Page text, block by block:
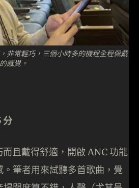
非常輕巧，三個小時多的機程全程佩戴
感覺。
分
且戴得舒適，開啟 ANC 功能
筆者用來試聽多首歌曲，覺